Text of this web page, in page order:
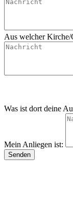
Aus welcher Kirche/
Was ist dort deine
Mein Anliegen ist:
Senden